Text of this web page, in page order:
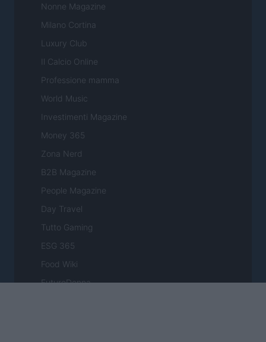
Nonne Magazine
Milano Cortina
Luxury Club
Il Calcio Online
Professione mamma
World Music
Investimenti Magazine
Money 365
Zona Nerd
B2B Magazine
People Magazine
Day Travel
Tutto Gaming
ESG 365
Food Wiki
FuturoDonna